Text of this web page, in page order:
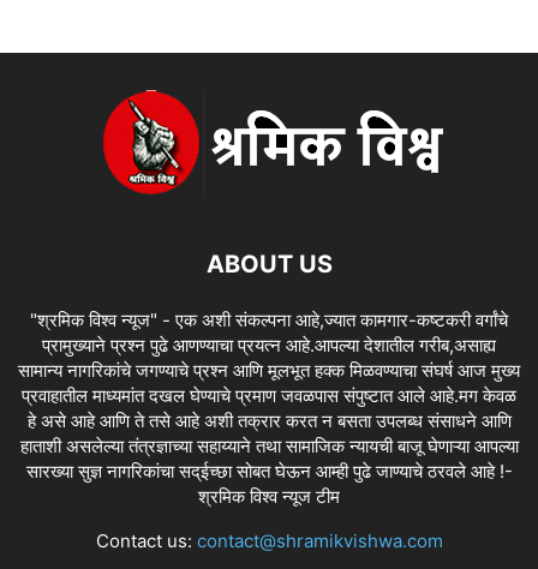
ABOUT US
"श्रमिक विश्व न्यूज" - एक अशी संकल्पना आहे,ज्यात कामगार-कष्टकरी वर्गांचे
प्रामुख्याने प्रश्न पुढे आणण्याचा प्रयत्न आहे.आपल्या देशातील गरीब,असाह्य
सामान्य नागरिकांचे जगण्याचे प्रश्न आणि मूलभूत हक्क मिळवण्याचा संघर्ष आज मुख्य
प्रवाहातील माध्यमांत दखल घेण्याचे प्रमाण जवळपास संपुष्टात आले आहे.मग केवळ
हे असे आहे आणि ते तसे आहे अशी तक्रार करत न बसता उपलब्ध संसाधने आणि
हाताशी असलेल्या तंत्रज्ञाच्या सहाय्याने तथा सामाजिक न्यायची बाजू घेणाऱ्या आपल्या
सारख्या सुज्ञ नागरिकांचा सद्ईच्छा सोबत घेऊन आम्ही पुढे जाण्याचे ठरवले आहे !-
श्रमिक विश्व न्यूज टीम
Contact us: contact@shramikvishwa.com